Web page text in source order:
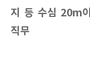
지 등 수심 20m
직무